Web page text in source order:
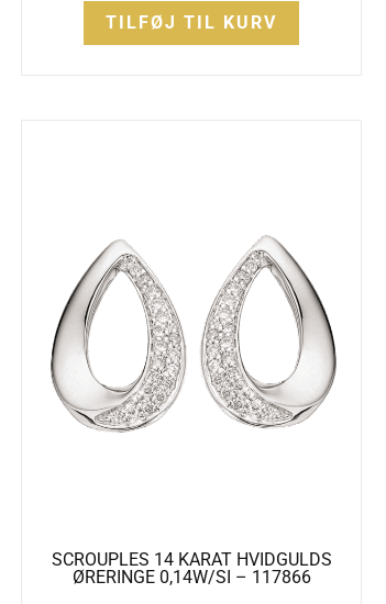
TILFØJ TIL KURV
SCROUPLES 14 KARAT HVIDGULDS
ØRERINGE 0,14W/SI – 117866